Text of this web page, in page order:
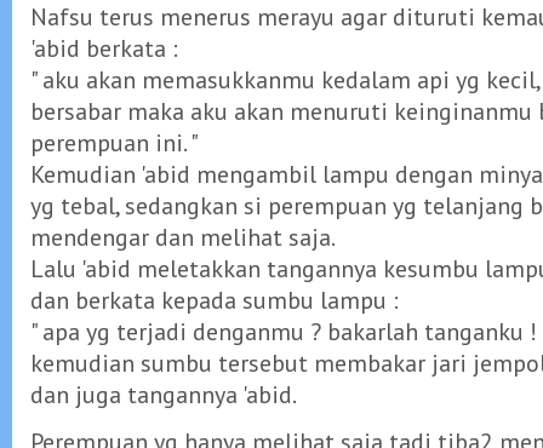
Nafsu terus menerus merayu agar dituruti
'abid berkata :
" aku akan memasukkanmu kedalam api yg
bersabar maka aku akan menuruti keinginanmu
perempuan ini. "
Kemudian 'abid mengambil lampu dengan
yg tebal, sedangkan si perempuan yg telanjang
mendengar dan melihat saja.
Lalu 'abid meletakkan tangannya kesumbu
dan berkata kepada sumbu lampu :
" apa yg terjadi denganmu ? bakarlah tanganku !
kemudian sumbu tersebut membakar jari
dan juga tangannya 'abid.
Perempuan yg hanya melihat saja tadi tiba2